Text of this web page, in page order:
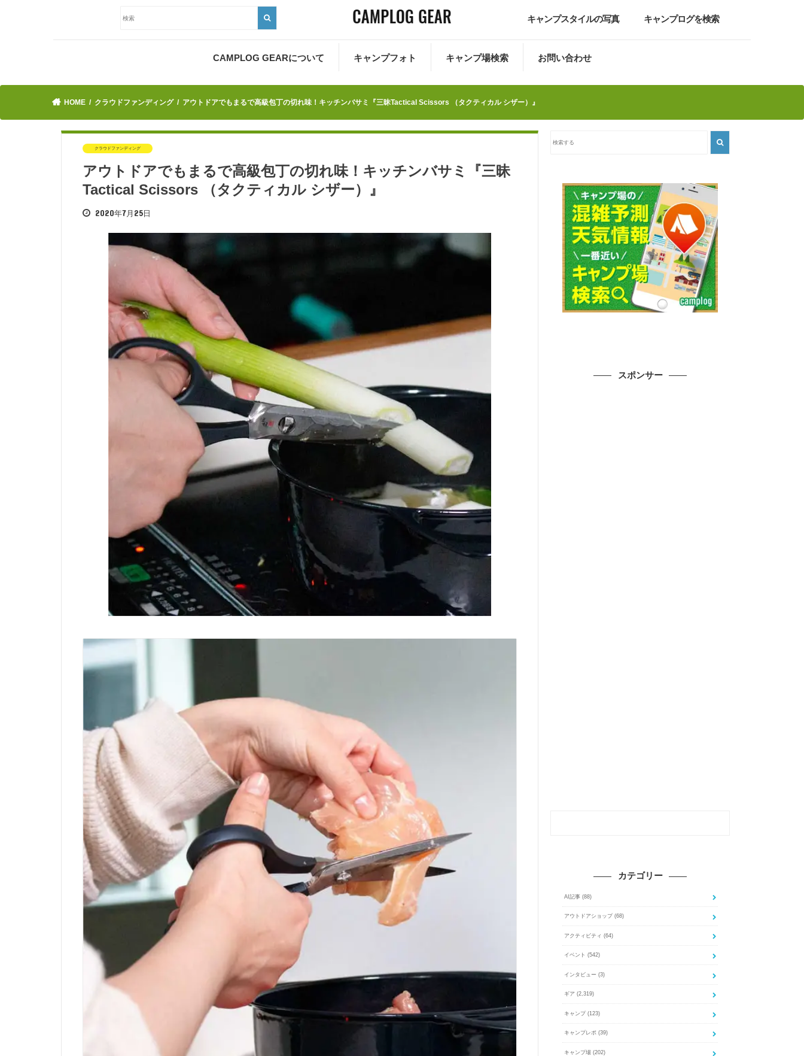
キャンプスタイルの写真 キャンプログを検索
CAMPLOG GEARについて キャンプフォト キャンプ場検索 お問い合わせ
HOME クラウドファンディング アウトドアでもまるで高級包丁の切れ味！キッチンバサミ『三昧Tactical Scissors （タクティカル シザー）』
クラウドファンディング
アウトドアでもまるで高級包丁の切れ味！キッチンバサミ『三昧
Tactical Scissors （タクティカル シザー）』
2020年7月25日
スポンサー
カテゴリー
AI記事 (88)
アウトドアショップ (68)
アクティビティ (64)
イベント (542)
インタビュー (3)
ギア (2,319)
キャンプ (123)
キャンプレポ (39)
キャンプ場 (202)